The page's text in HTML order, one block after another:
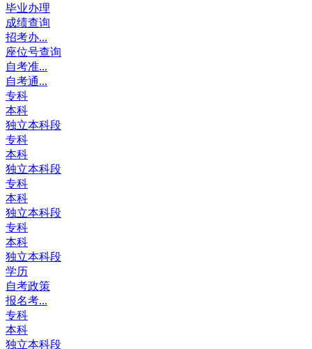
毕业办理
成绩查询
招考办...
座位号查询
自考准...
自考通...
专科
本科
独立本科段
专科
本科
独立本科段
专科
本科
独立本科段
专科
本科
独立本科段
学历
自考政策
报名考...
专科
本科
独立本科段